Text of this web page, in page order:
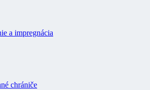
a impregnácia
chrániče